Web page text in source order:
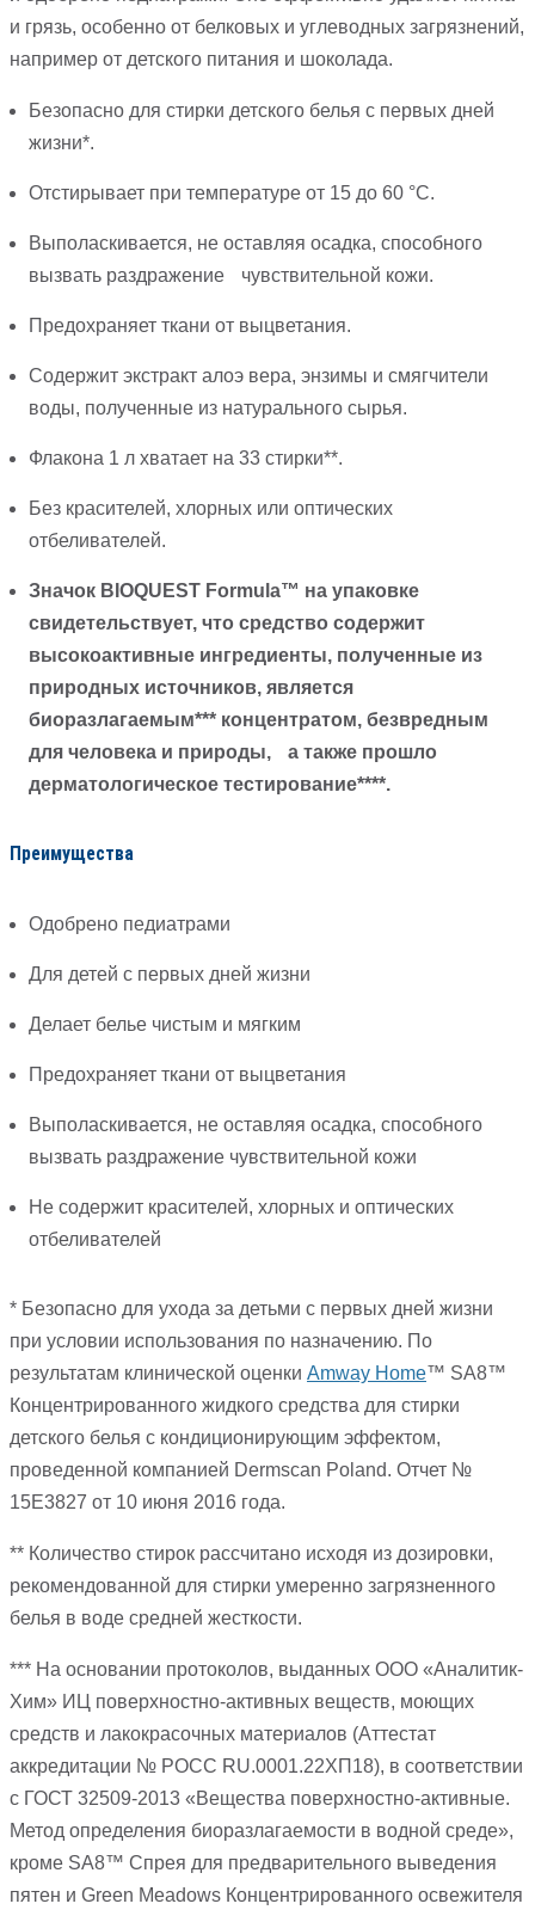
и грязь, особенно от белковых и углеводных загрязнений,
например от детского питания и шоколада.
Безопасно для стирки детского белья с первых дней
жизни*.
Отстирывает при температуре от 15 до 60 °С.
Выполаскивается, не оставляя осадка, способного
вызвать раздражение чувствительной кожи.
Предохраняет ткани от выцветания.
Содержит экстракт алоэ вера, энзимы и смягчители
воды, полученные из натурального сырья.
Флакона 1 л хватает на 33 стирки**.
Без красителей, хлорных или оптических
отбеливателей.
Значок BIOQUEST Formula™ на упаковке
свидетельствует, что средство содержит
высокоактивные ингредиенты, полученные из
природных источников, является
биоразлагаемым*** концентратом, безвредным
для человека и природы, а также прошло
дерматологическое тестирование****.
Преимущества
Одобрено педиатрами
Для детей с первых дней жизни
Делает белье чистым и мягким
Предохраняет ткани от выцветания
Выполаскивается, не оставляя осадка, способного
вызвать раздражение чувствительной кожи
Не содержит красителей, хлорных и оптических
отбеливателей
* Безопасно для ухода за детьми с первых дней жизни
при условии использования по назначению. По
результатам клинической оценки Amway Home™ SA8™
Концентрированного жидкого средства для стирки
детского белья с кондиционирующим эффектом,
проведенной компанией Dermscan Poland. Отчет №
15E3827 от 10 июня 2016 года.
** Количество стирок рассчитано исходя из дозировки,
рекомендованной для стирки умеренно загрязненного
белья в воде средней жесткости.
*** На основании протоколов, выданных ООО «Аналитик-
Хим» ИЦ поверхностно-активных веществ, моющих
средств и лакокрасочных материалов (Аттестат
аккредитации № РОСС RU.0001.22XП18), в соответствии
с ГОСТ 32509-2013 «Вещества поверхностно-активные.
Метод определения биоразлагаемости в водной среде»,
кроме SA8™ Спрея для предварительного выведения
пятен и Green Meadows Концентрированного освежителя